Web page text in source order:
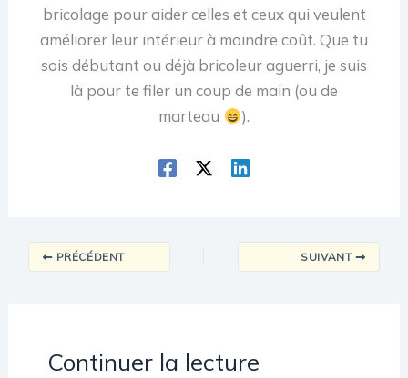
bricolage pour aider celles et ceux qui veulent
améliorer leur intérieur à moindre coût. Que tu
sois débutant ou déjà bricoleur aguerri, je suis
là pour te filer un coup de main (ou de
marteau
).
PRÉCÉDENT SUIVANT
Continuer la lecture